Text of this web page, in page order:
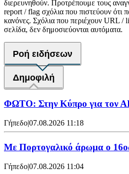
διερευνηθούν. Προτρέπουμε τους
report / flag σχόλια που πιστεύουν ότι
κανόνες. Σχόλια που περιέχουν URL /
σελίδα, δεν δημοσιεύονται αυτόματα.
Ροή ειδήσεων
Δημοφιλή
ΦΩΤΟ: Στην Κύπρο για τον
Γήπεδο|07.08.2026 11:18
Με Πορτογαλικό άρωμα ο
Γήπεδο|07.08.2026 11:04